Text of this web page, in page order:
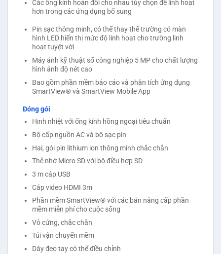
Các ống kính hoán đổi cho nhau tùy chọn để linh hoạt
hơn trong các ứng dụng bổ sung
Pin sạc thông minh, có thể thay thế trường có màn
hình LED hiển thị mức độ linh hoạt cho trường linh
hoạt tuyệt vời
Máy ảnh kỹ thuật số công nghiệp 5 MP cho chất lượng
hình ảnh độ nét cao
Bao gồm phần mềm báo cáo và phân tích ứng dụng
SmartView® và SmartView Mobile App
Đóng gói
Hinh nhiệt với ống kính hồng ngoại tiêu chuẩn
Bộ cấp nguồn AC và bộ sạc pin
Hai, gói pin lithium ion thông minh chắc chắn
Thẻ nhớ Micro SD với bộ điều hợp SD
3 m cáp USB
Cáp video HDMI 3m
Phần mềm SmartView® với các bản nâng cấp phần
mềm miễn phí cho cuộc sống
Vỏ cứng, chắc chắn
Túi vận chuyển mềm
Dây đeo tay có thể điều chỉnh